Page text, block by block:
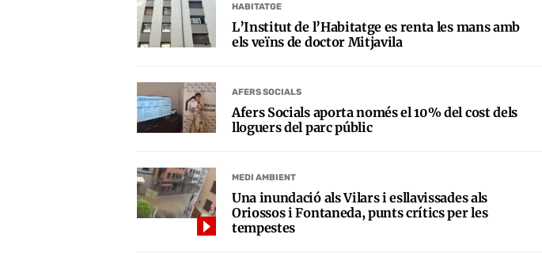
HABITATGE
L’Institut de l’Habitatge es renta les mans amb
els veïns de doctor Mitjavila
AFERS SOCIALS
Afers Socials aporta només el 10% del cost dels
lloguers del parc públic
MEDI AMBIENT
Una inundació als Vilars i esllavissades als
Oriossos i Fontaneda, punts crítics per les
tempestes